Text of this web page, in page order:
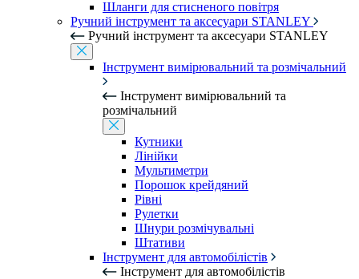
Шланги для стисненого повітря
Ручний інструмент та аксесуари STANLEY
Ручний інструмент та аксесуари STANLEY
Інструмент вимірювальний та розмічальний
Інструмент вимірювальний та
розмічальний
Кутники
Лінійки
Мультиметри
Порошок крейдяний
Рівні
Рулетки
Шнури розмічувальні
Штативи
Інструмент для автомобілістів
Інструмент для автомобілістів